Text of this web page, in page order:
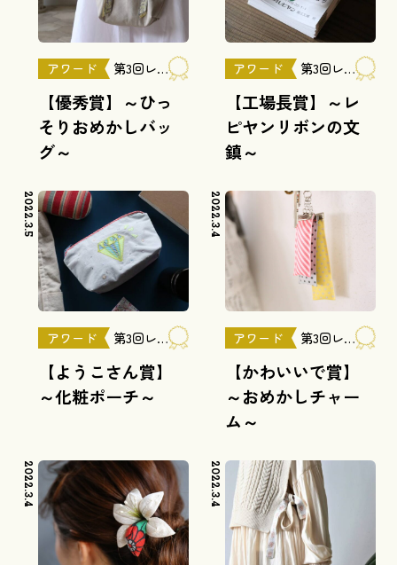
アワード 第3回レピヤンリボンアワード
【優秀賞】～ひっ
そりおめかしバッ
グ～
アワード 第3回レピヤンリボンアワード
【工場長賞】～レ
ピヤンリボンの文
鎮～
2022.3.5
アワード 第3回レピヤンリボンアワード
【ようこさん賞】
～化粧ポーチ～
2022.3.4
アワード 第3回レピヤンリボンアワード
【かわいいで賞】
～おめかしチャー
ム～
2022.3.4 2022.3.4